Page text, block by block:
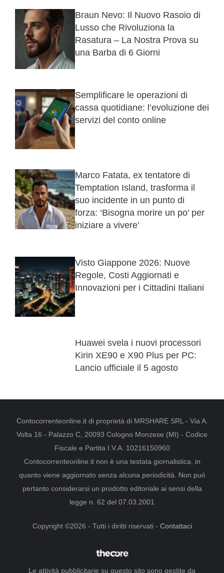
Braun Nevo: Il Nuovo Rasoio di
Lusso che Rivoluziona la
Rasatura – La Nostra Prova su
una Barba di 6 Giorni
Semplificare le operazioni di
cassa quotidiane: l’evoluzione dei
servizi del conto online
Marco Fatata, ex tentatore di
Temptation Island, trasforma il
suo incidente in un punto di
forza: ‘Bisogna morire un po’ per
iniziare a vivere’
Visto Giappone 2026: Nuove
Regole, Costi Aggiornati e
Innovazioni per i Cittadini Italiani
Huawei svela i nuovi processori
Kirin XE90 e X90 Plus per PC:
Lancio ufficiale il 5 agosto
Contocorrenteonline.it di proprietà di MRSHARE SRL - Via A.
Volta 16 - Palazzo C, 20093 Cologno Monzese (MI) - Codice
Fiscale e Partita I.V.A. 10216150960
Contocorrenteonline.it non è una testata giornalistica, in
quanto viene aggiornato senza alcuna periodicità. Non può
pertanto considerarsi un prodotto editoriale ai sensi della
legge n. 62 del 07.03.2001
Copyright ©2026 - Tutti i diritti riservati - Contattaci
Le attività pubblicitarie su questo sito sono gestite da